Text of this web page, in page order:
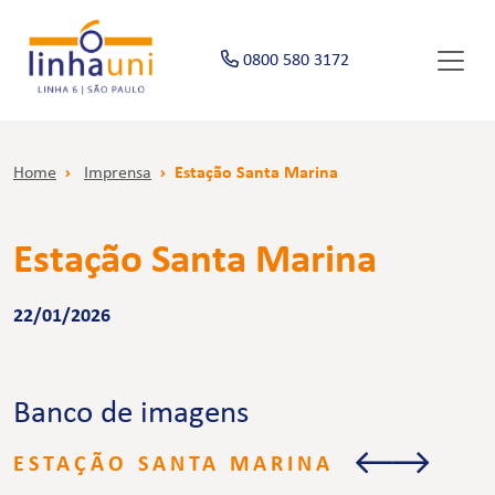
0800 580 3172
Home Imprensa Estação Santa Marina
Estação Santa Marina
22/01/2026
Banco de imagens
ESTAÇÃO SANTA MARINA